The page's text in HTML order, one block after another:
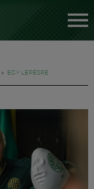
»
EGY LÉPÉSRE